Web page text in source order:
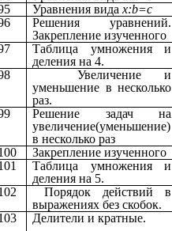
Уравнения видах:b=с
Решения уравнений.
Закрепление изученного
Таблица умножения и
деления на 4.
Увеличение и
уменьшение в несколько
раз.
Решение задач на
увеличение(уменьшение)
в несколько раз
Закрепление изученного
Таблица умножения и
деления на 5.
Порядок действий в
выражениях без скобок.
Делители и кратные.